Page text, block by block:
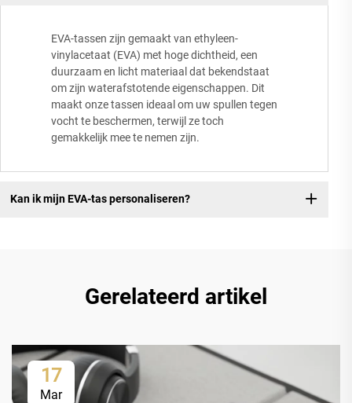
EVA-tassen zijn gemaakt van ethyleen-
vinylacetaat (EVA) met hoge dichtheid, een
duurzaam en licht materiaal dat bekendstaat
om zijn waterafstotende eigenschappen. Dit
maakt onze tassen ideaal om uw spullen tegen
vocht te beschermen, terwijl ze toch
gemakkelijk mee te nemen zijn.
Kan ik mijn EVA-tas personaliseren?
Gerelateerd artikel
17
Mar